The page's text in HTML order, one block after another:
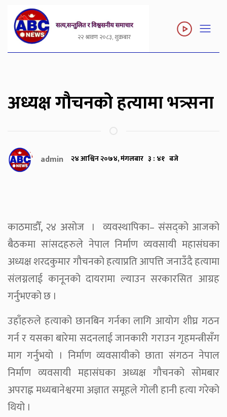
२२ श्रावण २०८३, शुक्रबार
अध्यक्ष गौचनको हत्यामा भत्र्सना
admin २४ आश्विन २०७४, मंगलबार ३ : ४१ बजे
काठमाडौँ, २४ असोज । व्यवस्थापिका– संसद्को आजको
बैठकमा सांसदहरुले नेपाल निर्माण व्यवसायी महासंघका
अध्यक्ष शरदकुमार गौचनको हत्याप्रति आपत्ति जनाउँदै हत्यामा
संलग्नलाई कानूनको दायरामा ल्याउन सरकारसित आग्रह
गर्नुभएको छ ।
उहाँहरुले हत्याको छानबिन गर्नका लागि आयोग शीघ्र गठन
गर्न र यसका बारेमा सदनलाई जानकारी गराउन गृहमन्त्रीसँग
माग गर्नुभयो । निर्माण व्यवसायीको छाता संगठन नेपाल
निर्माण व्यवसायी महासंघका अध्यक्ष गौचनको सोमबार
अपराह्न मध्यबानेश्वरमा अज्ञात समूहले गोली हानी हत्या गरेको
थियो ।